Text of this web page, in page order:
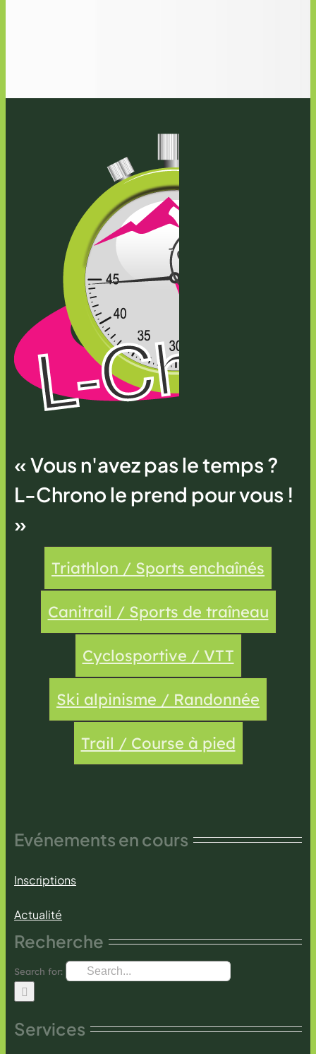
« Vous n'avez pas le temps ?
L-Chrono le prend pour vous !
»
Triathlon / Sports enchaînés
Canitrail / Sports de traîneau
Cyclosportive / VTT
Ski alpinisme / Randonnée
Trail / Course à pied
Evénements en cours
Inscriptions
Actualité
Recherche
Search for:
Services